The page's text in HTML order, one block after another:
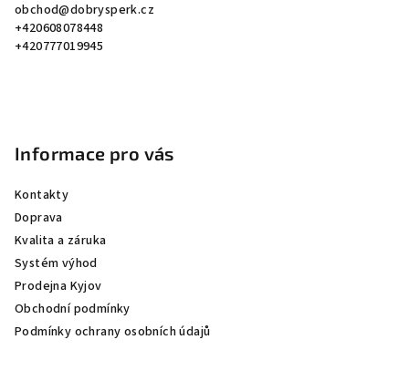
obchod@dobrysperk.cz
+420608078448
+420777019945
Informace pro vás
Kontakty
Doprava
Kvalita a záruka
Systém výhod
Prodejna Kyjov
Obchodní podmínky
Podmínky ochrany osobních údajů